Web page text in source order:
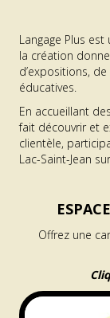
Langage Plus
la création
d’expositions,
éducatives.
En accueillant
fait découvrir et
clientèle,
Lac-Saint-Jean
Offrez une